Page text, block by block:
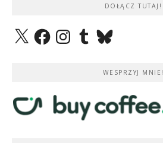
DOŁĄCZ TUTAJ!
X FacebookInstagramTumblrBluesky
WESPRZYJ MNIE!